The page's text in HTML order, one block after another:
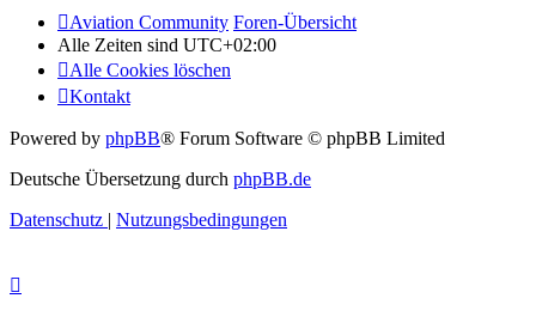
Aviation Community Foren-Übersicht
Alle Zeiten sind UTC+02:00
Alle Cookies löschen
Kontakt
Powered by phpBB® Forum Software © phpBB Limited
Deutsche Übersetzung durch phpBB.de
Datenschutz | Nutzungsbedingungen